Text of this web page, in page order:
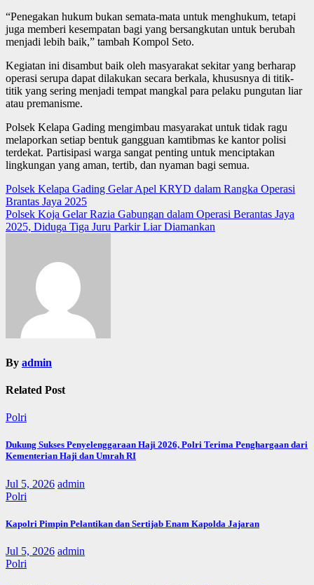
“Penegakan hukum bukan semata-mata untuk menghukum, tetapi
juga memberi kesempatan bagi yang bersangkutan untuk berubah
menjadi lebih baik,” tambah Kompol Seto.
Kegiatan ini disambut baik oleh masyarakat sekitar yang berharap
operasi serupa dapat dilakukan secara berkala, khususnya di titik-
titik yang sering menjadi tempat mangkal para pelaku pungutan liar
atau premanisme.
Polsek Kelapa Gading mengimbau masyarakat untuk tidak ragu
melaporkan setiap bentuk gangguan kamtibmas ke kantor polisi
terdekat. Partisipasi warga sangat penting untuk menciptakan
lingkungan yang aman, tertib, dan nyaman bagi semua.
Post
navigation
Polsek Kelapa Gading Gelar Apel KRYD dalam Rangka Operasi
Brantas Jaya 2025
Polsek Koja Gelar Razia Gabungan dalam Operasi Berantas Jaya
2025, Diduga Tiga Juru Parkir Liar Diamankan
By admin
Related Post
Polri
Dukung Sukses Penyelenggaraan Haji 2026, Polri Terima Penghargaan dari
Kementerian Haji dan Umrah RI
Jul 5, 2026 admin
Polri
Kapolri Pimpin Pelantikan dan Sertijab Enam Kapolda Jajaran
Jul 5, 2026 admin
Polri